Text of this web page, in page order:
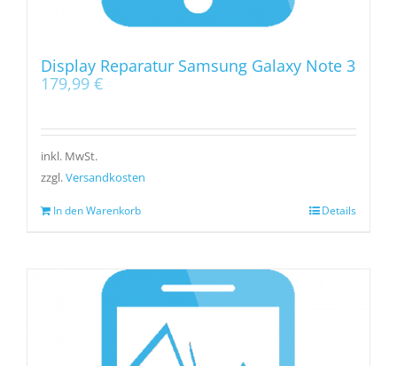
Display Reparatur Samsung Galaxy Note 3
179,99 €
inkl. MwSt.
zzgl.Versandkosten
In den Warenkorb Details